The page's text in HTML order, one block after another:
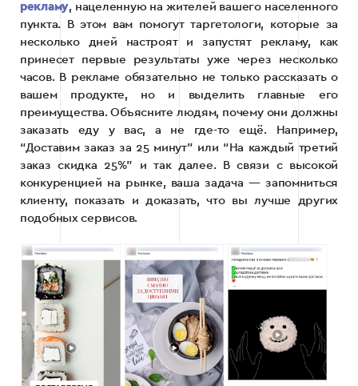
рекламу, нацеленную на жителей вашего населенного
пункта. В этом вам помогут таргетологи, которые за
несколько дней настроят и запустят рекламу, как
принесет первые результаты уже через несколько
часов. В рекламе обязательно не только рассказать о
вашем продукте, но и выделить главные его
преимущества. Объясните людям, почему они должны
заказать еду у вас, а не где-то ещё. Например,
“Доставим заказ за 25 минут” или “На каждый третий
заказ скидка 25%” и так далее. В связи с высокой
конкуренцией на рынке, ваша задача — запомниться
клиенту, показать и доказать, что вы лучше других
подобных сервисов.